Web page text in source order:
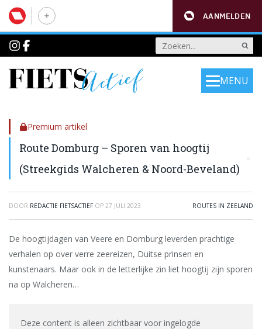
AANMELDEN
MENU
Premium artikel
Route Domburg – Sporen van hoogtij
(Streekgids Walcheren & Noord-Beveland)
DOOR REDACTIE FIETSACTIEF OP 27 JULI 2023 ROUTES IN ZEELAND
De hoogtijdagen van Veere en Domburg leverden prachtige
verhalen op over verre zeereizen, Duitse prinsen en
kunstenaars. Maar ook in de letterlijke zin liet hoogtij zijn sporen
na op Walcheren…
Deze content is alleen zichtbaar voor ingelogde